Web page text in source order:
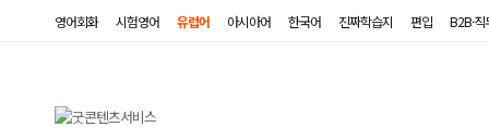
영어회화 시험영어 유럽어 아시아어 한국어 진짜학습지 편입 B2B·